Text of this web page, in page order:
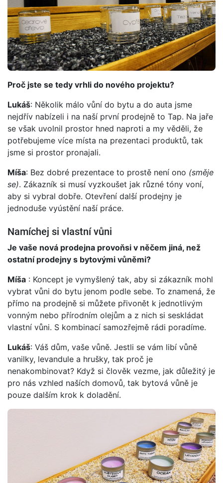
Proč jste se tedy vrhli do nového projektu?
Lukáš: Několik málo vůní do bytu a do auta jsme
nejdřív nabízeli i na naší první prodejně to Tap. Na jaře
se však uvolnil prostor hned naproti a my věděli, že
potřebujeme více místa na prezentaci produktů, tak
jsme si prostor pronajali.
Míša: Bez dobré prezentace to prostě není ono (směje
se). Zákazník si musí vyzkoušet jak různé tóny voní,
aby si vybral dobře. Otevření další prodejny je
jednoduše vyústění naší práce.
Namíchej si vlastní vůni
Je vaše nová prodejna provoňsi v něčem jiná, než
ostatní prodejny s bytovými vůněmi?
Míša : Koncept je vymyšlený tak, aby si zákazník mohl
vybrat vůni do bytu jenom podle sebe. To znamená, že
přímo na prodejně si můžete přivonět k jednotlivým
vonným nebo přírodním olejům a z nich si seskládat
vlastní vůni. S kombinací samozřejmě rádi poradíme.
Lukáš: Váš dům, vaše vůně. Jestli se vám libí vůně
vanilky, levandule a hrušky, tak proč je
nenakombinovat? Když si člověk vezme, jak důležitý je
pro nás vzhled naších domovů, tak bytová vůně je
pouze dalším krok k doladění.